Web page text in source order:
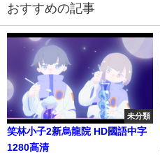
おすすめの記事
未分類
笑林小子2新烏龍院 HD國語中字
1280高清